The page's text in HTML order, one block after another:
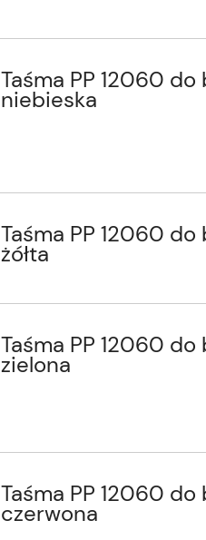
Taśma PP 12060
niebieska
Taśma PP 12060
żółta
Taśma PP 12060
zielona
Taśma PP 12060
czerwona